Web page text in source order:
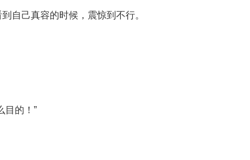
自己真容的时候，震惊到不行。
目的！”